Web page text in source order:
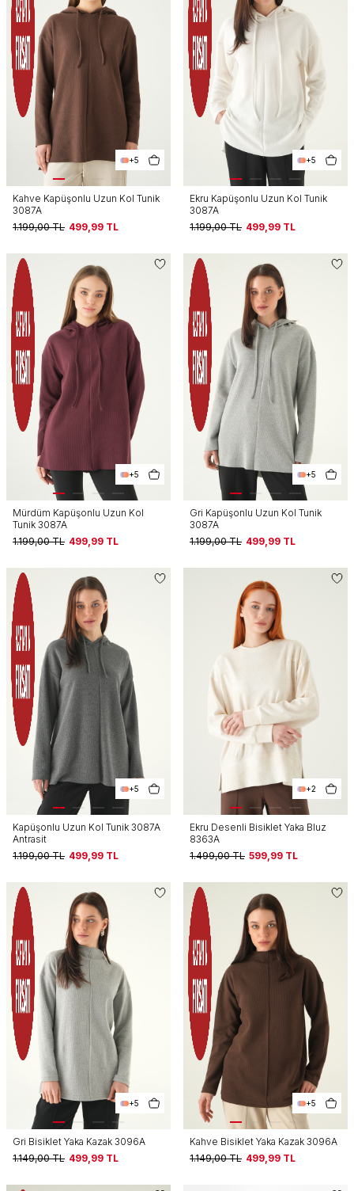
+5
Kahve Kapüşonlu Uzun Kol Tunik
3087A
1.199,00TL 499,99 TL
+5
Ekru Kapüşonlu Uzun Kol Tunik
3087A
1.199,00TL 499,99 TL
+5
Mürdüm Kapüşonlu Uzun Kol
Tunik 3087A
1.199,00TL 499,99 TL
+5
Gri Kapüşonlu Uzun Kol Tunik
3087A
1.199,00TL 499,99 TL
+5
Kapüşonlu Uzun Kol Tunik 3087A
Antrasit
1.199,00TL 499,99 TL
+2
Ekru Desenli Bisiklet Yaka Bluz
8363A
1.499,00TL 599,99 TL
+5
Gri Bisiklet Yaka Kazak 3096A
1.149,00TL 499,99 TL
+5
Kahve Bisiklet Yaka Kazak 3096A
1.149,00TL 499,99 TL